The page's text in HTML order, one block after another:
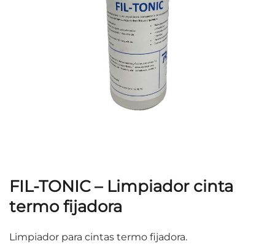
FIL-TONIC – Limpiador cinta
termo fijadora
Limpiador para cintas termo fijadora.